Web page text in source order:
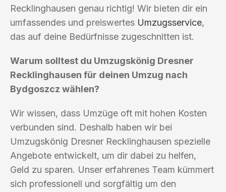
Recklinghausen genau richtig! Wir bieten dir ein
umfassendes und preiswertes Umzugsservice,
das auf deine Bedürfnisse zugeschnitten ist.
Warum solltest du Umzugskönig Dresner
Recklinghausen für deinen Umzug nach
Bydgoszcz wählen?
Wir wissen, dass Umzüge oft mit hohen Kosten
verbunden sind. Deshalb haben wir bei
Umzugskönig Dresner Recklinghausen spezielle
Angebote entwickelt, um dir dabei zu helfen,
Geld zu sparen. Unser erfahrenes Team kümmert
sich professionell und sorgfältig um den